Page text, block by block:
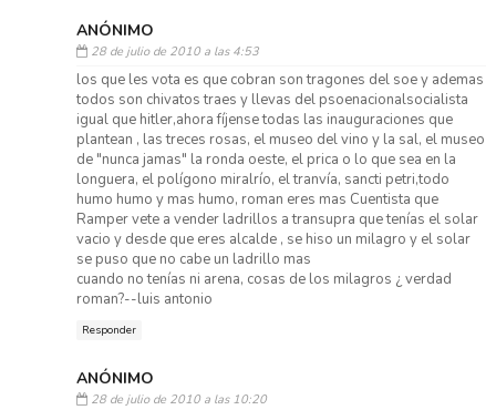
ANÓNIMO
28 de julio de 2010 a las 4:53
los que les vota es que cobran son tragones del soe y ademas
todos son chivatos traes y llevas del psoenacionalsocialista
igual que hitler,ahora fíjense todas las inauguraciones que
plantean , las treces rosas, el museo del vino y la sal, el museo
de "nunca jamas" la ronda oeste, el prica o lo que sea en la
longuera, el polígono miralrío, el tranvía, sancti petri,todo
humo humo y mas humo, roman eres mas Cuentista que
Ramper vete a vender ladrillos a transupra que tenías el solar
vacio y desde que eres alcalde , se hiso un milagro y el solar
se puso que no cabe un ladrillo mas
cuando no tenías ni arena, cosas de los milagros ¿ verdad
roman?--luis antonio
Responder
ANÓNIMO
28 de julio de 2010 a las 10:20